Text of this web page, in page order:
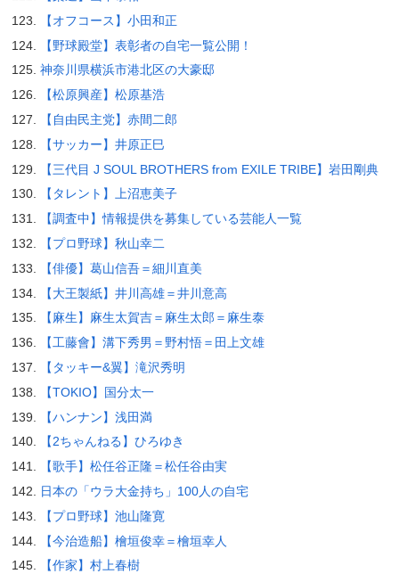
【オフコース】小田和正
【野球殿堂】表彰者の自宅一覧公開！
神奈川県横浜市港北区の大豪邸
【松原興産】松原基浩
【自由民主党】赤間二郎
【サッカー】井原正巳
【三代目 J SOUL BROTHERS from EXILE TRIBE】岩田剛典
【タレント】上沼恵美子
【調査中】情報提供を募集している芸能人一覧
【プロ野球】秋山幸二
【俳優】葛山信吾＝細川直美
【大王製紙】井川高雄＝井川意高
【麻生】麻生太賀吉＝麻生太郎＝麻生泰
【工藤會】溝下秀男＝野村悟＝田上文雄
【タッキー&翼】滝沢秀明
【TOKIO】国分太一
【ハンナン】浅田満
【2ちゃんねる】ひろゆき
【歌手】松任谷正隆＝松任谷由実
日本の「ウラ大金持ち」100人の自宅
【プロ野球】池山隆寛
【今治造船】檜垣俊幸＝檜垣幸人
【作家】村上春樹